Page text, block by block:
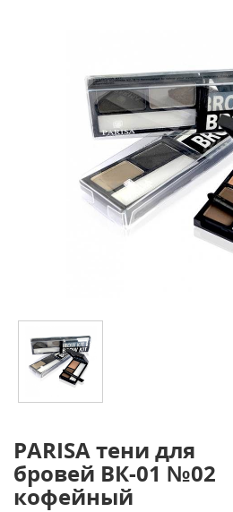
PARISA тени для
бровей ВК-01 №02
кофейный